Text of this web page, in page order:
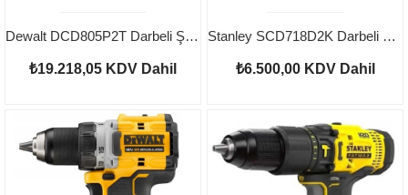
Dewalt DCD805P2T Darbeli Şarjlı Matkap 18V 5.0AH
₺19.218,05 KDV Dahil
Stanley SCD718D2K Darbeli Şarjlı Matkap
₺6.500,00 KDV Dahil